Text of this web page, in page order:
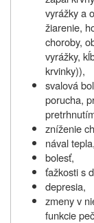
vyrážky a
žiarenie,
choroby,
vyrážky,
krvinky)),
svalová
porucha,
zníženie
nával
bolesť,
ťažkosti s
depresia,
zmeny v
funkcie